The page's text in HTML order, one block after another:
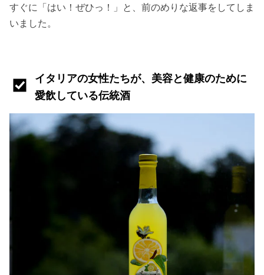
すぐに「はい！ぜひっ！」と、前のめりな返事をしてしま
いました。
イタリアの女性たちが、美容と健康のために
愛飲している伝統酒